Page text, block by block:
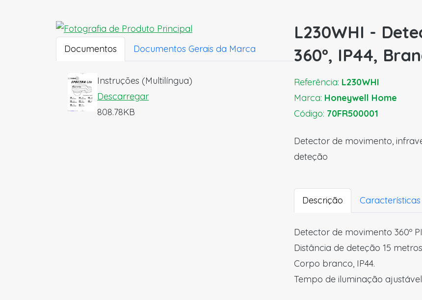
Documentos Documentos Gerais da Marca
Instruções (Multilíngua)
Descarregar
808.78KB
L230WHI -
360º, IP44,
Referência: L230WHI
Marca: Honeywell Home
Código: 70FR500001
Detector de movimento,
deteção
Descrição
Detector de movimento 360º
Distância de deteção 15
Corpo branco, IP44.
Tempo de iluminação